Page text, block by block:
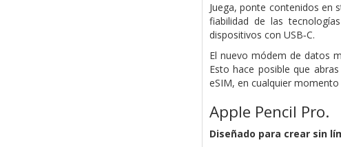
Juega, ponte contenidos en
fiabilidad de las
dispositivos con USB‑C.
El nuevo módem de datos
Esto hace posible que
eSIM, en cualquier
Apple Pencil Pro.
Diseñado para crear sin